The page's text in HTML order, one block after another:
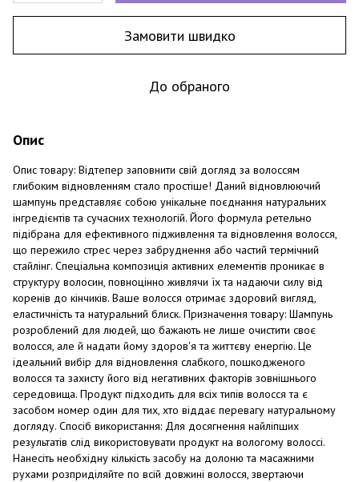
Замовити швидко
До обраного
Опис
Опис товару: Відтепер заповнити свій догляд за волоссям
глибоким відновленням стало простіше! Даний відновлюючий
шампунь представляє собою унікальне поєднання натуральних
інгредієнтів та сучасних технологій. Його формула ретельно
підібрана для ефективного підживлення та відновлення волосся,
що пережило стрес через забруднення або частий термічний
стайлінг. Спеціальна композиція активних елементів проникає в
структуру волосин, повноцінно живлячи їх та надаючи силу від
коренів до кінчиків. Ваше волосся отримає здоровий вигляд,
еластичність та натуральний блиск. Призначення товару: Шампунь
розроблений для людей, що бажають не лише очистити своє
волосся, але й надати йому здоров'я та життєву енергію. Це
ідеальний вибір для відновлення слабкого, пошкодженого
волосся та захисту його від негативних факторів зовнішнього
середовища. Продукт підходить для всіх типів волосся та є
засобом номер один для тих, хто віддає перевагу натуральному
догляду. Спосіб використання: Для досягнення найліпших
результатів слід використовувати продукт на вологому волоссі.
Нанесіть необхідну кількість засобу на долоню та масажними
рухами розприділяйте по всій довжині волосся, звертаючи